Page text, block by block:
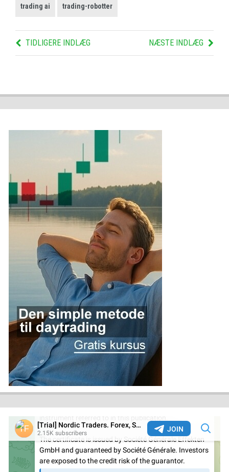
trading ai trading-robotter
TIDLIGERE INDLÆG NÆSTE INDLÆG